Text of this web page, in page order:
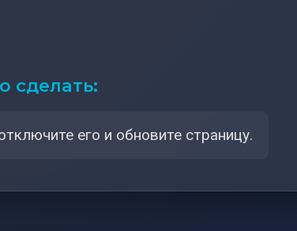
сделать:
его и обновите страницу.